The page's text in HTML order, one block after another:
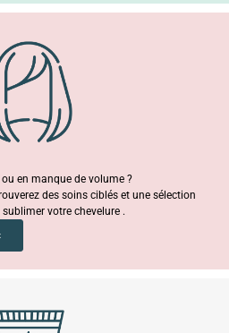
en manque de volume ?
des soins ciblés et une sélection
votre chevelure .